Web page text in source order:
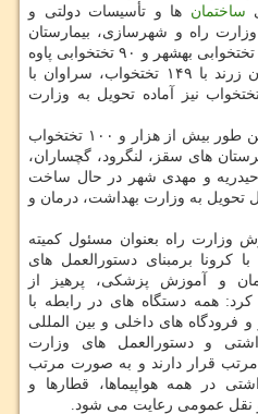
ساختمان ها و تأسیسات دولتی و
راه و شهرسازی، بیمارستان
های ۲۳۷ تختخوابی بروجن، ۲۲۰ تختخوابی بهشهر و ۹۰ تختخوابی پاوه
را تحویل داده است و بیمارستان زرند با ۱۴۹ تختخواب، سراوان با
تختخواب و تالش با ۲۳۲ تختخواب نیز آماده تحویل به وزارت
وزیر راه و شهرسازی گفت: همین طور بیش از هزار و ۱۰۰ تختخواب
در شهرستان های سقز، لنگرود، گچساران،
حیدریه و مهدی شهر در حال ساخت
تحویل به وزارت بهداشت، درمان و
وزارت راه بعنوان مسئول كمیته
كرونا برمبنای دستورالعمل های
و آموزش پزشكی، پرهیز از
همه دستگاه های در رابطه با
و فرودگاه های داخلی و بین المللی
و دستورالعمل های وزارت
قرار دارند و به صورت مرتب
در همه هواپیماها، قطارها و
نقل عمومی رعایت می شود.